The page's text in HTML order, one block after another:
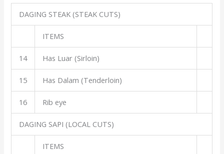
DAGING STEAK (STEAK CUTS)
ITEMS
14 Has Luar (Sirloin)
15 Has Dalam (Tenderloin)
16 Rib eye
DAGING SAPI (LOCAL CUTS)
ITEMS